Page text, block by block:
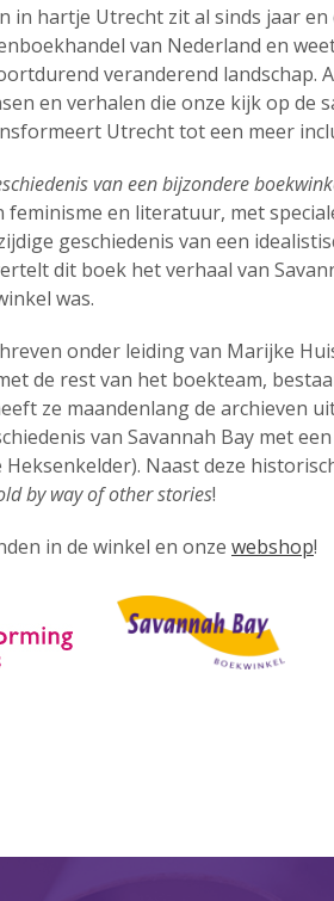
in hartje Utrecht zit al sinds jaar
van Nederland en
veranderend landschap.
en verhalen die onze kijk op de
Utrecht tot een meer
van een bijzondere
en literatuur, met
geschiedenis van een
dit boek het verhaal van
was.
onder leiding van Marijke
de rest van het boekteam,
ze maandenlang de archieven
van Savannah Bay met
Naast deze
by way of other stories!
in de winkel en onze webshop!